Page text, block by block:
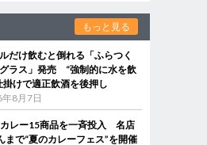
もっと見る
だけ飲むと倒れる「ふらつく
ラス」発売 “強制的に水を飲
掛けで適正飲酒を後押し
8月7日
カレー15商品を一斉投入 名店
まで“夏のカレーフェス”を開催